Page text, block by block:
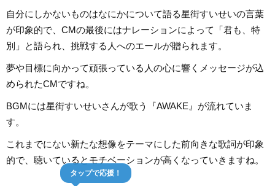
自分にしかないものはなにかについて語る星街すいせいの言葉
が印象的で、CMの最後にはナレーションによって「君も、特
別」と語られ、挑戦する人へのエールが贈られます。
夢や目標に向かって頑張っている人の心に響くメッセージが込
められたCMですね。
BGMには星街すいせいさんが歌う『AWAKE』が流れていま
す。
これまでにない新たな想像をテーマにした前向きな歌詞が印象
的で、聴いているとモチベーションが高くなっていきますね。
タップで応援！